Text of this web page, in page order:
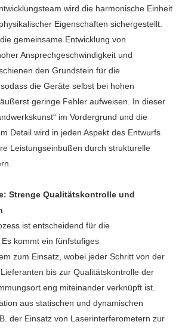
wird die harmonische Einheit
Eigenschaften sichergestellt.
gemeinsame Entwicklung von
Ansprechgeschwindigkeit und
den Grundstein für die
die Geräte selbst bei hohen
geringe Fehler aufweisen. In dieser
im Vordergrund und die
Detail wird in jeden Aspekt des Entwurfs
Leistungseinbußen durch strukturelle
Strenge Qualitätskontrolle und
ist entscheidend für die
kommt ein fünfstufiges
zum Einsatz, wobei jeder Schritt von der
bis zur Qualitätskontrolle der
eng miteinander verknüpft ist.
aus statischen und dynamischen
der Einsatz von Laserinterferometern zur